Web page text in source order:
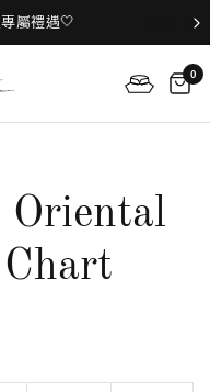
屬禮遇🤍
0
Chart